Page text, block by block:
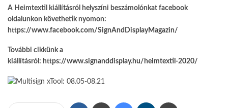
A Heimtextil kiállításról helyszíni beszámolónkat facebook
oldalunkon követhetik nyomon:
https://www.facebook.com/SignAndDisplayMagazin/
További cikkünk a
kiállításról: https://www.signanddisplay.hu/heimtextil-2020/